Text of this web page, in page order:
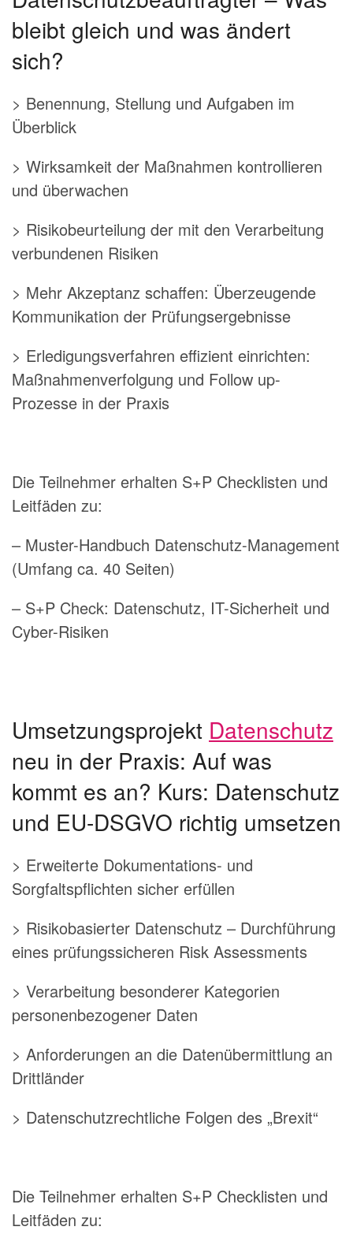
bleibt gleich und was ändert
sich?
> Benennung, Stellung und Aufgaben im
Überblick
> Wirksamkeit der Maßnahmen kontrollieren
und überwachen
> Risikobeurteilung der mit den Verarbeitung
verbundenen Risiken
> Mehr Akzeptanz schaffen: Überzeugende
Kommunikation der Prüfungsergebnisse
> Erledigungsverfahren effizient einrichten:
Maßnahmenverfolgung und Follow up-
Prozesse in der Praxis
Die Teilnehmer erhalten S+P Checklisten und
Leitfäden zu:
– Muster-Handbuch Datenschutz-Management
(Umfang ca. 40 Seiten)
– S+P Check: Datenschutz, IT-Sicherheit und
Cyber-Risiken
Umsetzungsprojekt Datenschutz
neu in der Praxis: Auf was
kommt es an? Kurs: Datenschutz
und EU-DSGVO richtig umsetzen
> Erweiterte Dokumentations- und
Sorgfaltspflichten sicher erfüllen
> Risikobasierter Datenschutz – Durchführung
eines prüfungssicheren Risk Assessments
> Verarbeitung besonderer Kategorien
personenbezogener Daten
> Anforderungen an die Datenübermittlung an
Drittländer
> Datenschutzrechtliche Folgen des „Brexit“
Die Teilnehmer erhalten S+P Checklisten und
Leitfäden zu: